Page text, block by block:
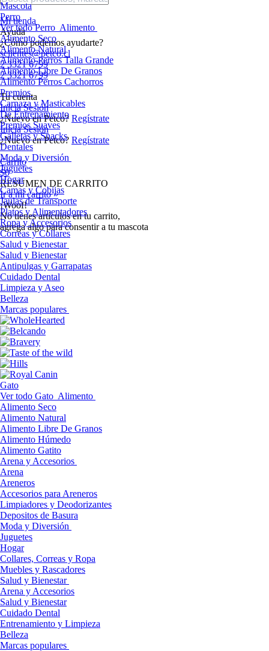
Mi tienda
Ayuda
¿Cómo podemos ayudarte?
sclientes@petco.cl
2 3321 6799
2 3321 6799
Tu cuenta
Inicia Sesión
¿Nuevo en Petco? Regístrate
Inicia Sesión
¿Nuevo en Petco? Regístrate
Carrito
$0
RESUMEN DE CARRITO
Ir a mi carrito »
¡Woof!
No tíenes artículos en tu carrito,
agrega algo para consentir a tu mascota
Mascota
Perro
Ver todo Perro Alimento
Alimento Seco
Alimento Natural
Alimento Perros Talla Grande
Alimento Libre De Granos
Alimento Perros Cachorros
Premios
Carnaza y Masticables
De Entrenamiento
Premios Suaves
Galletas y Snacks
Dentales
Moda y Diversión
Juguetes
Hogar
Camas y Cobijas
Jaulas de Transporte
Platos y Alimentadores
Ropa y Accesorios
Correas y Collares
Salud y Bienestar
Salud y Bienestar
Antipulgas y Garrapatas
Cuidado Dental
Limpieza y Aseo
Belleza
Marcas populares
Gato
Ver todo Gato Alimento
Alimento Seco
Alimento Natural
Alimento Libre De Granos
Alimento Húmedo
Alimento Gatito
Arena y Accesorios
Arena
Areneros
Accesorios para Areneros
Limpiadores y Deodorizantes
Depositos de Basura
Moda y Diversión
Juguetes
Hogar
Collares, Correas y Ropa
Muebles y Rascadores
Salud y Bienestar
Arena y Accesorios
Salud y Bienestar
Cuidado Dental
Entrenamiento y Limpieza
Belleza
Marcas populares